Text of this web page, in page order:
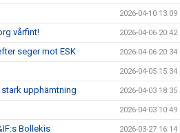
2026-04-10 13:09
vårfint! 2026-04-06 20:42
seger mot ESK 2026-04-06 20:34
2026-04-05 15:34
upphämtning 2026-04-03 18:35
2026-04-03 10:49
Bollekis 2026-03-27 16:14